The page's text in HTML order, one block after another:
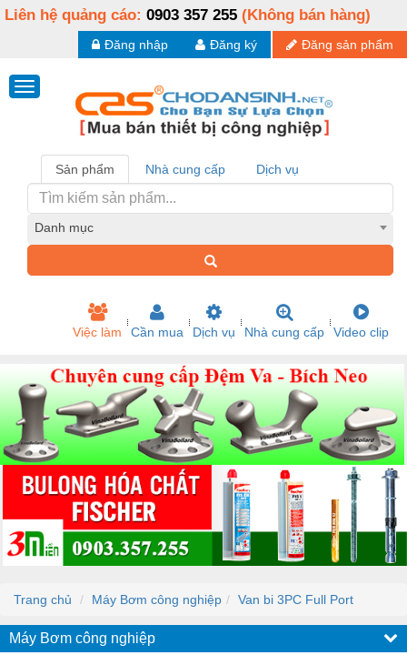
Liên hệ quảng cáo: 0903 357 255 (Không bán hàng)
Đăng sản phẩm
Đăng ký
Đăng nhập
Sản phẩm Nhà cung cấp Dịch vụ
Danh mục
Việc làm Cần mua Dịch vụ Nhà cung cấp Video clip
Trang chủ Máy Bơm công nghiệp Van bi 3PC Full Port
Máy Bơm công nghiệp